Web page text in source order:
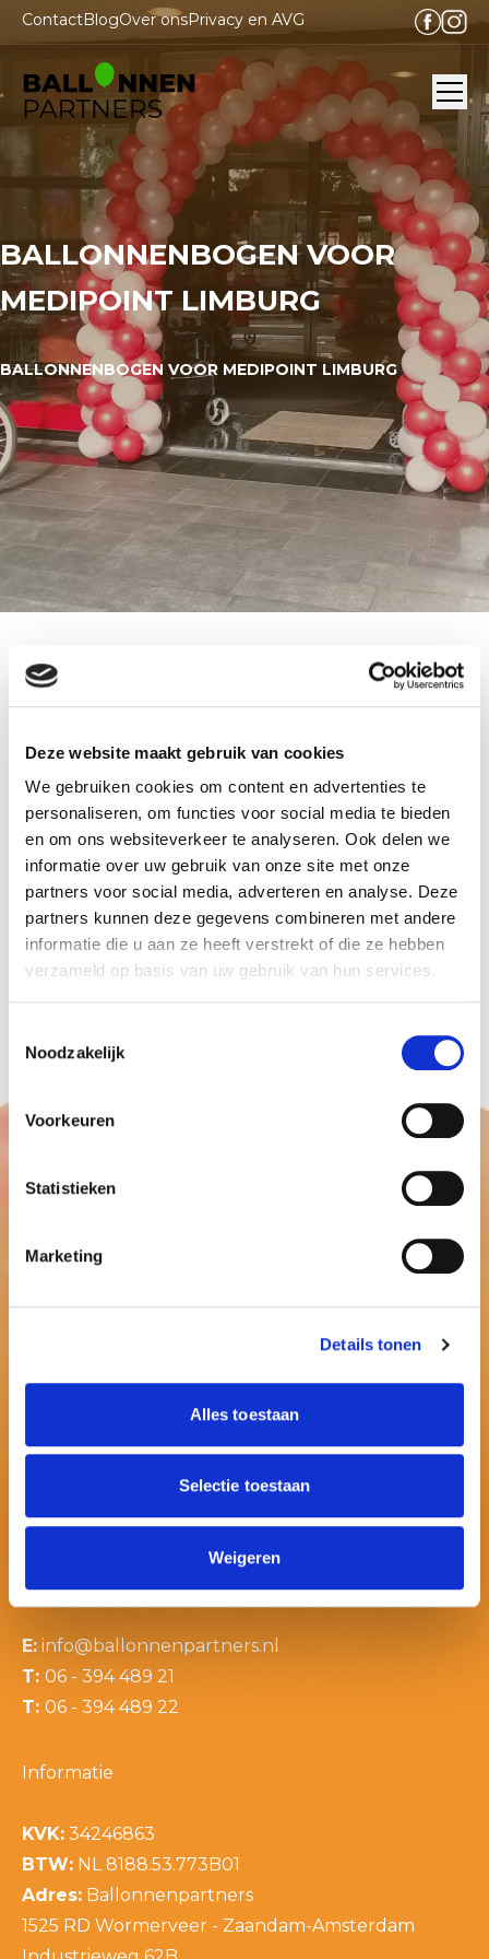
Deze website maakt gebruik van cookies
We gebruiken cookies om content en advertenties te
personaliseren, om functies voor social media te bieden
en om ons websiteverkeer te analyseren. Ook delen we
informatie over uw gebruik van onze site met onze
partners voor social media, adverteren en analyse. Deze
partners kunnen deze gegevens combineren met andere
informatie die u aan ze heeft verstrekt of die ze hebben
verzameld op basis van uw gebruik van hun services.
Noodzakelijk
Voorkeuren
Statistieken
Marketing
Details tonen
Alles toestaan
Selectie toestaan
Weigeren
ContactBlogOver onsPrivacy en AVG
BALLONNENBOGEN VOOR
MEDIPOINT LIMBURG
BALLONNENBOGEN VOOR MEDIPOINT LIMBURG
door:
tags:ballonnenbogen Medipoint Limburg
Voor de actie week van Medipoint in Weert, Echt,
Panningen en Venlo-Blerick mochten we 4
ballonnenbogen leveren.
Allemaal in de kleuren rood met wit.
U bent van harte welkom bij alle fillialen van
Medipoint voor al uw zorg- en
comforthulpmiddelen.
Ze geven u graag advies over al uw zorgvragen.
Contactinformatie
E: info@ballonnenpartners.nl
T: 06 - 394 489 21
T: 06 - 394 489 22
Informatie
KVK: 34246863
BTW: NL 8188.53.773B01
Adres: Ballonnenpartners
1525 RD Wormerveer - Zaandam-Amsterdam